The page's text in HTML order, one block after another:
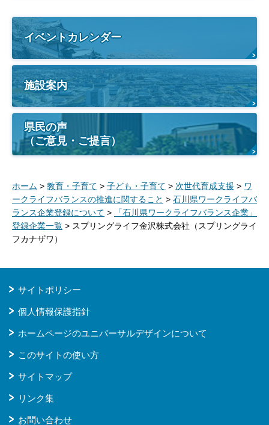
イベントカレンダー
施設案内
県民の声
（ご意見・ご提言）
ホーム > 教育・子育て > 子ども・子育て > 次世代育成支援 > ワ
ークライフバランスの推進に関すること > 石川県ワークライフバ
ランス企業登録について >
「石川県ワークライフバランス企業」
登録企業一覧 > スプリングライフ金沢株式会社（スプリングライ
フカナザワ）
サイトポリシー
個人情報保護指針
ホームページのユニバーサルデザインについて
このサイトの使い方
サイトマップ
リンク集
お問い合わせ